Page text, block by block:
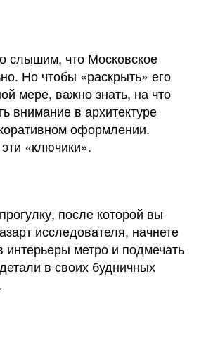
слышим, что Московское
Но чтобы «раскрыть» его
мере, важно знать, на что
внимание в архитектуре
оформлении.
«ключики».
после которой вы
исследователя, начнете
интерьеры метро и подмечать
в своих будничных